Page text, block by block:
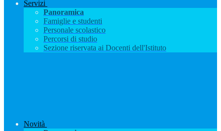
Servizi
Panoramica
Famiglie e studenti
Personale scolastico
Percorsi di studio
Sezione riservata ai Docenti dell'Istituto
Novità